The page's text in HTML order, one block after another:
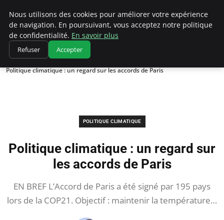
Climatedebtagents
Accueil
Politique climatique
Politique climatique : un regard sur les accords de Paris
POLITIQUE CLIMATIQUE
Politique climatique : un regard sur
les accords de Paris
EN BREF L’Accord de Paris a été signé par 195 pays
lors de la COP21. Objectif : maintenir la température…
Nous utilisons des cookies pour améliorer votre expérience
de navigation. En poursuivant, vous acceptez notre politique
de confidentialité. En savoir plus
Refuser Accepter